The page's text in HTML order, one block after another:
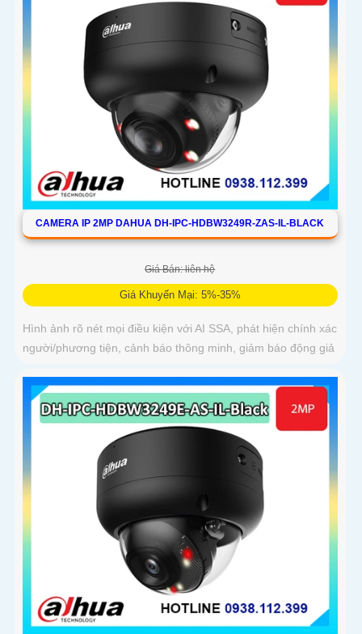
CAMERA IP 2MP DAHUA DH-IPC-HDBW3249R-ZAS-IL-BLACK
Giá Bán: liên hệ
Giá Khuyến Mại: 5%-35%
Hình ảnh rõ nét mọi điều kiện với AI SSA, phát hiện chính xác
người/phương tiện, cảnh báo thông minh, giảm báo động giả